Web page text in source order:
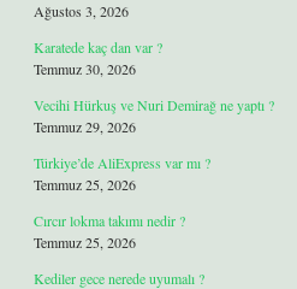
Ağustos 3, 2026
Karatede kaç dan var ?
Temmuz 30, 2026
Vecihi Hürkuş ve Nuri Demirağ ne yaptı ?
Temmuz 29, 2026
Türkiye’de AliExpress var mı ?
Temmuz 25, 2026
Cırcır lokma takımı nedir ?
Temmuz 25, 2026
Kediler gece nerede uyumalı ?